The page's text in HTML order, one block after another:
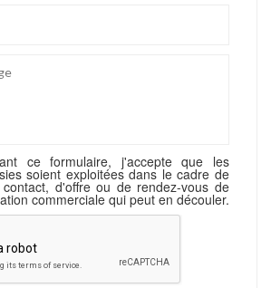
ce formulaire, j'accepte que les
soient exploitées dans le cadre de
d'offre ou de rendez-vous de
commerciale qui peut en découler.